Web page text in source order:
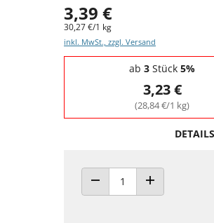
3,39 €
30,27 €/1 kg
inkl. MwSt., zzgl. Versand
Staffelpreise - Mengenrabatt
ab 3 Stück 5%
3,23 €
(28,84 €/1 kg)
ANZAHL VERRINGERN
ANZAHL